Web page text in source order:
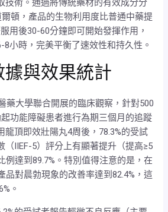
技術。通過將傳統藥材的有效成分分
頓，產品的生物利用度比普通中藥提
用後30-60分鐘即可開始發揮作用，
8小時，完美平衡了速效性和持久性。
與效果統計
藥大學聯合開展的臨床觀察，針對500
功能障礙患者進行為期三個月的追蹤
龍頂即效壯陽丸4周後，78.3%的受試
（IIEF-5）評分上有顯著提升（提高≥5
例達到89.7%。特別值得注意的是，在
品對晨勃現象的改善率達到82.4%，這
。